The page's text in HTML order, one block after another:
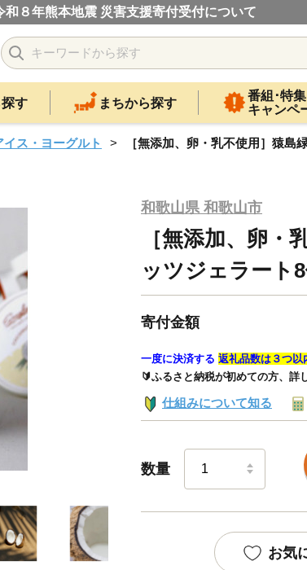
和８年熊本地震 災害支援寄付受付について
す まちから探す
番組･特集
キャンペ
ス・ヨーグルト ［無添加、卵・乳不使用］猿島
和歌山県 和歌山市
［無添加、卵・
ッツジェラート
寄付金額
一度に決済する 返礼品数は３つ以
🔰ふるさと納税が初めての方、詳
仕組みについて知る
数量
お気